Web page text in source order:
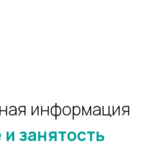
информация
занятость